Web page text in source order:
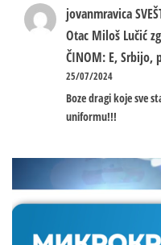
jovanmravica
Otac Miloš Lučić
ČINOM: E, Srbijo,
25/07/2024
Boze dragi koje sve
uniformu!!!